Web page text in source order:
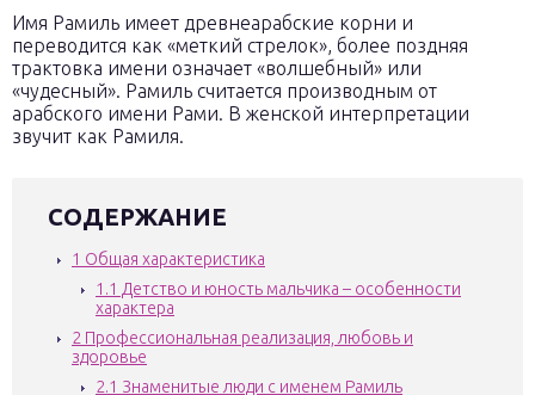
Имя Рамиль имеет древнеарабские корни и
переводится как «меткий стрелок», более поздняя
трактовка имени означает «волшебный» или
«чудесный». Рамиль считается производным от
арабского имени Рами. В женской интерпретации
звучит как Рамиля.
СОДЕРЖАНИЕ
1 Общая характеристика
1.1 Детство и юность мальчика – особенности
характера
2 Профессиональная реализация, любовь и
здоровье
2.1 Знаменитые люди с именем Рамиль